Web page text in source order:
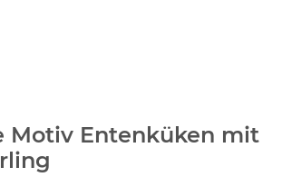
Motiv Entenküken mit